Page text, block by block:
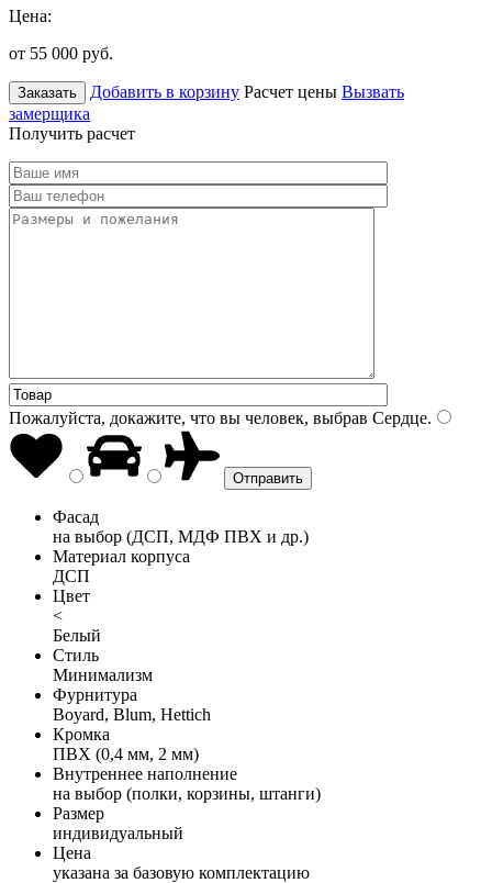
Цена:
от 55 000 руб.
Заказать Добавить в корзину Расчет цены Вызвать
замерщика
Получить расчет
Пожалуйста, докажите, что вы человек, выбрав Сердце.
Фасад
на выбор (ДСП, МДФ ПВХ и др.)
Материал корпуса
ДСП
Цвет
<
Белый
Стиль
Минимализм
Фурнитура
Boyard, Blum, Hettich
Кромка
ПВХ (0,4 мм, 2 мм)
Внутреннее наполнение
на выбор (полки, корзины, штанги)
Размер
индивидуальный
Цена
указана за базовую комплектацию